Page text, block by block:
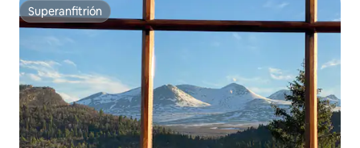
Superanfitrión
Superanfitrión